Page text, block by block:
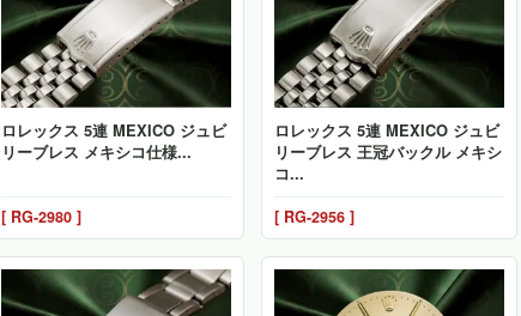
ロレックス 5連 MEXICO ジュビ
リーブレス メキシコ仕様...
[ RG-2980 ]
ロレックス 5連 MEXICO ジュビ
リーブレス 王冠バックル メキシ
コ...
[ RG-2956 ]